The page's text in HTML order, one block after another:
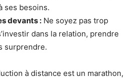
ses besoins.
devants : Ne soyez pas trop
dans la relation, prendre
surprendre.
à distance est un marathon,